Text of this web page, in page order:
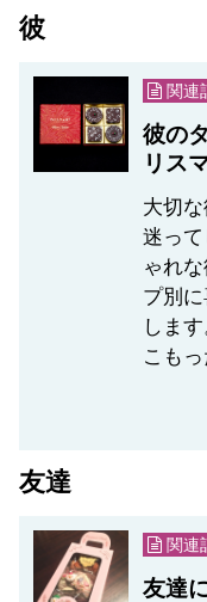
彼
関連
彼の
リス
大切
迷っ
ゃれ
プ別
しま
こも
友達
関連
友達